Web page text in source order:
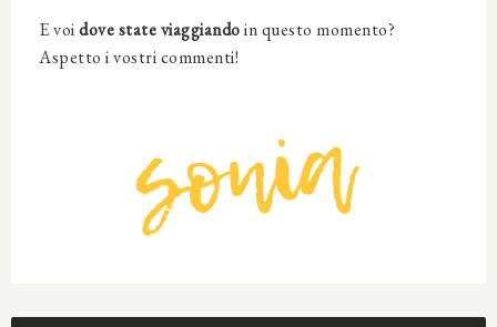
E voidove state viaggiandoin questo momento?
Aspetto i vostri commenti!